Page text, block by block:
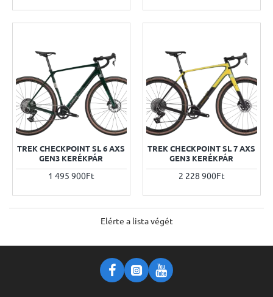
TREK CHECKPOINT SL 6 AXS
GEN3 KERÉKPÁR
1 495 900Ft
TREK CHECKPOINT SL 7 AXS
GEN3 KERÉKPÁR
2 228 900Ft
Elérte a lista végét